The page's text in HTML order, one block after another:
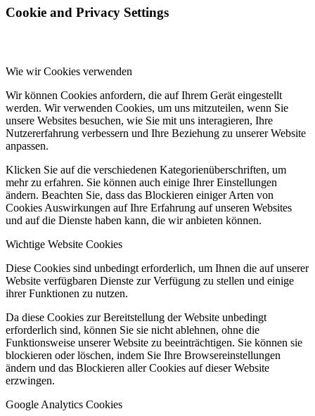
Cookie and Privacy Settings
Wie wir Cookies verwenden
Wir können Cookies anfordern, die auf Ihrem Gerät eingestellt
werden. Wir verwenden Cookies, um uns mitzuteilen, wenn Sie
unsere Websites besuchen, wie Sie mit uns interagieren, Ihre
Nutzererfahrung verbessern und Ihre Beziehung zu unserer Website
anpassen.
Klicken Sie auf die verschiedenen Kategorienüberschriften, um
mehr zu erfahren. Sie können auch einige Ihrer Einstellungen
ändern. Beachten Sie, dass das Blockieren einiger Arten von
Cookies Auswirkungen auf Ihre Erfahrung auf unseren Websites
und auf die Dienste haben kann, die wir anbieten können.
Wichtige Website Cookies
Diese Cookies sind unbedingt erforderlich, um Ihnen die auf unserer
Website verfügbaren Dienste zur Verfügung zu stellen und einige
ihrer Funktionen zu nutzen.
Da diese Cookies zur Bereitstellung der Website unbedingt
erforderlich sind, können Sie sie nicht ablehnen, ohne die
Funktionsweise unserer Website zu beeinträchtigen. Sie können sie
blockieren oder löschen, indem Sie Ihre Browsereinstellungen
ändern und das Blockieren aller Cookies auf dieser Website
erzwingen.
Google Analytics Cookies